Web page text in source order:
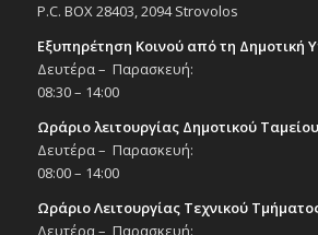
P.C. BOX 28403, 2094 Strovolos
Εξυπηρέτηση Κοινού από τη Δημοτική
Δευτέρα – Παρασκευή:
08:30 – 14:00
Ωράριο λειτουργίας Δημοτικού
Δευτέρα – Παρασκευή:
08:00 – 14:00
Ωράριο Λειτουργίας Τεχνικού
Δευτέρα – Παρασκευή: